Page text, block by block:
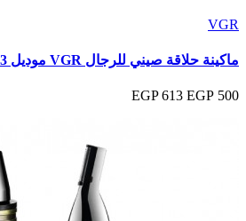
VGR
ماكينة حلاقة صيني للرجال VGR موديل V033
500 EGP
613 EGP